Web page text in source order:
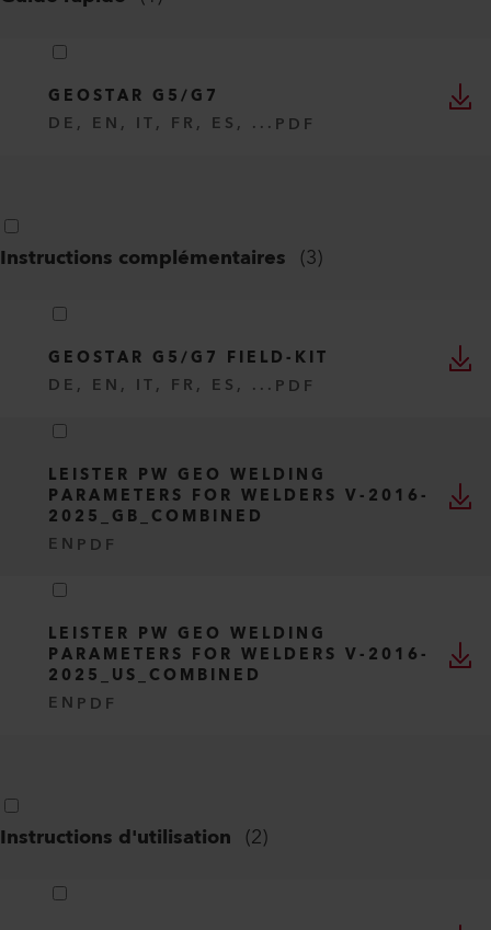
GEOSTAR G5/G7
DE, EN, IT, FR, ES, ... PDF
Instructions complémentaires (3)
GEOSTAR G5/G7 FIELD-KIT
DE, EN, IT, FR, ES, ... PDF
LEISTER PW GEO WELDING
PARAMETERS FOR WELDERS V-2016-
2025_GB_COMBINED
EN PDF
LEISTER PW GEO WELDING
PARAMETERS FOR WELDERS V-2016-
2025_US_COMBINED
EN PDF
Instructions d'utilisation (2)